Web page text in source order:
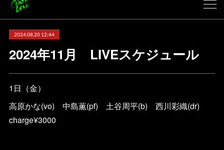
2024.08.20 12:44
2024年11月 LIVEスケジュール
1日（金）
高原かな(vo) 中島薫(pf) 土谷周平(b) 西川彩織(dr)
charge¥3000